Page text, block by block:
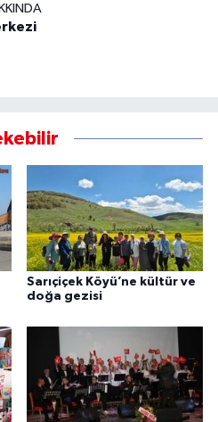
Sarıçiçek Köyü’ne kültür ve
doğa gezisi